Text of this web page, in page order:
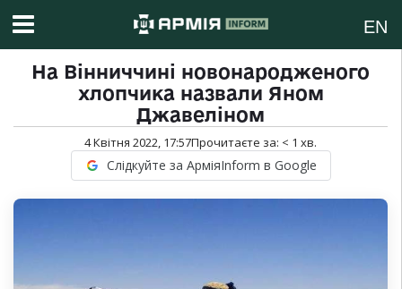
EN
На Вінниччині новонародженого
хлопчика назвали Яном
Джавеліном
4 Квітня 2022, 17:57Прочитаєте за: < 1 хв.
Слідкуйте за АрміяInform в Google